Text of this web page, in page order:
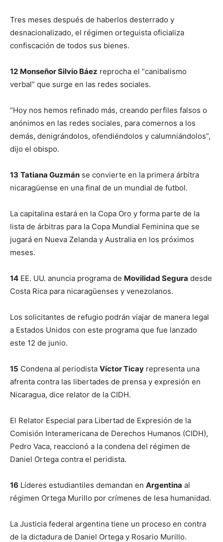
Tres meses después de haberlos desterrado y
desnacionalizado, el régimen orteguista oficializa
confiscación de todos sus bienes.
12 Monseñor Silvio Báez reprocha el “canibalismo
verbal” que surge en las redes sociales.
“Hoy nos hemos refinado más, creando perfiles falsos o
anónimos en las redes sociales, para comernos a los
demás, denigrándolos, ofendiéndolos y calumniándolos”,
dijo el obispo.
13 Tatiana Guzmán se convierte en la primera árbitra
nicaragüense en una final de un mundial de futbol.
La capitalina estará en la Copa Oro y forma parte de la
lista de árbitras para la Copa Mundial Feminina que se
jugará en Nueva Zelanda y Australia en los próximos
meses.
14 EE. UU. anuncia programa de Movilidad Segura desde
Costa Rica para nicaragüenses y venezolanos.
Los solicitantes de refugio podrán viajar de manera legal
a Estados Unidos con este programa que fue lanzado
este 12 de junio.
15 Condena al periodista Víctor Ticay representa una
afrenta contra las libertades de prensa y expresión en
Nicaragua, dice relator de la CIDH.
El Relator Especial para Libertad de Expresión de la
Comisión Interamericana de Derechos Humanos (CIDH),
Pedro Vaca, reaccionó a la condena del régimen de
Daniel Ortega contra el peridista.
16 Líderes estudiantiles demandan en Argentina al
régimen Ortega Murillo por crímenes de lesa humanidad.
La Justicia federal argentina tiene un proceso en contra
de la dictadura de Daniel Ortega y Rosario Murillo.